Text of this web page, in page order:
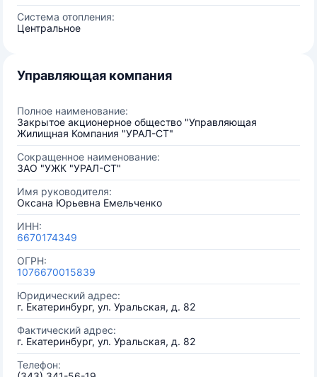
Система отопления:
Центральное
Управляющая компания
Полное наименование:
Закрытое акционерное общество "Управляющая
Жилищная Компания "УРАЛ-СТ"
Сокращенное наименование:
ЗАО "УЖК "УРАЛ-СТ"
Имя руководителя:
Оксана Юрьевна Емельченко
ИНН:
6670174349
ОГРН:
1076670015839
Юридический адрес:
г. Екатеринбург, ул. Уральская, д. 82
Фактический адрес:
г. Екатеринбург, ул. Уральская, д. 82
Телефон: